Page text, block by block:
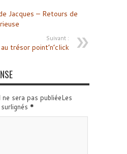
Jacques – Retours de
Suivant :
trésor point’n’click
sera pas publiéeLes
*